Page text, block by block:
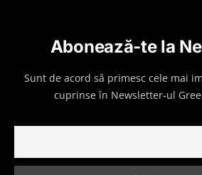
Abonează-te la
Sunt de acord să primesc cele mai
cuprinse în Newsletter-ul